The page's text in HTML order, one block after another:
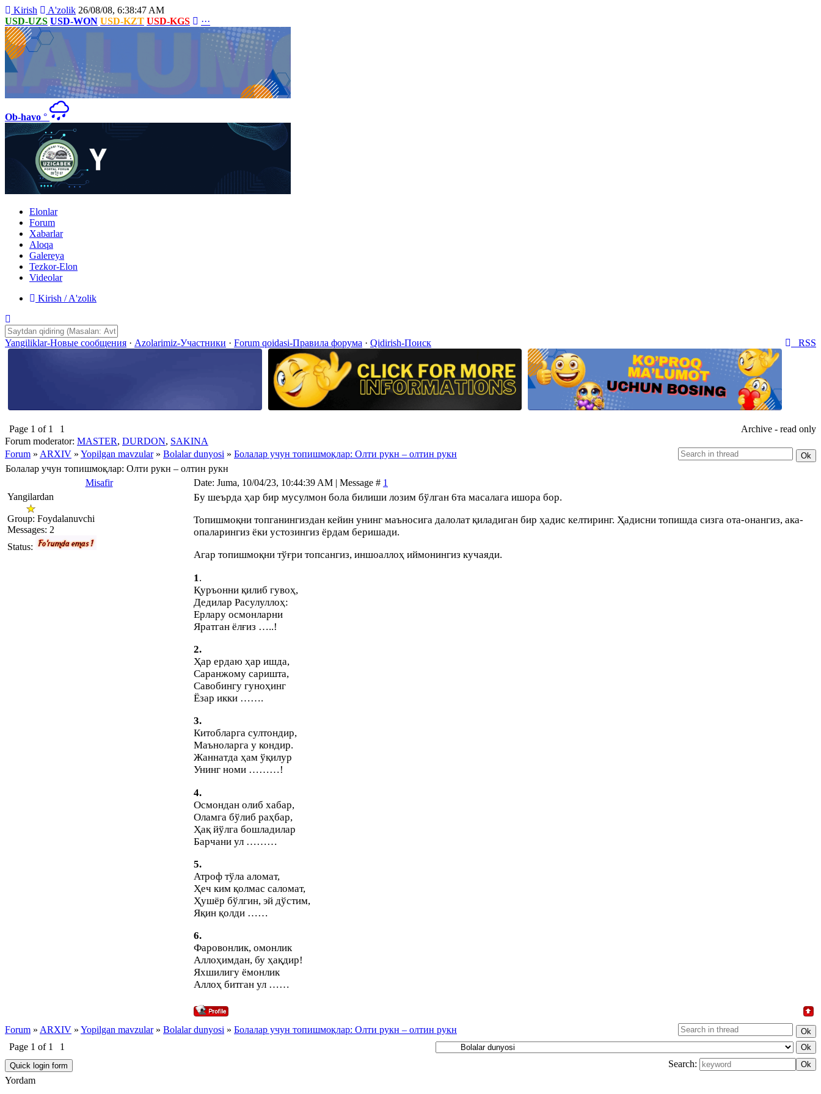
Kirish A'zolik 26/08/08, 6:38:47 AM
USD-UZS USD-WON USD-KZT USD-KGS ···
Ob-havo °
Elonlar
Forum
Xabarlar
Aloqa
Galereya
Tezkor-Elon
Videolar
Kirish / A'zolik
RSS
Yangiliklar-Новые сообщения · Azolarimiz-Участники · Forum qoidasi-Правила форума · Qidirish-Поиск
Page 1 of 1 1
Archive - read only
Forum moderator: MASTER, DURDON, SAKINA
Forum » ARXIV » Yopilgan mavzular » Bolalar dunyosi » Болалар учун топишмоқлар: Олти рукн – олтин рукн
Болалар учун топишмоқлар: Олти рукн – олтин рукн
Misafir
Date: Juma, 10/04/23, 10:44:39 AM | Message # 1
Yangilardan
Group: Foydalanuvchi
Messages: 2
Status:
Бу шеърда ҳар бир мусулмон бола билиши лозим бўлган 6та масалага ишора бор.
Топишмоқни топганингиздан кейин унинг маъносига далолат қиладиган бир ҳадис келтиринг. Ҳадисни топишда сизга ота-онангиз, ака-
опаларингиз ёки устозингиз ёрдам беришади.
Агар топишмоқни тўғри топсангиз, иншоаллоҳ иймонингиз кучаяди.
1 .
Қуръонни қилиб гувоҳ,
Дедилар Расулуллоҳ:
Ерлару осмонларни
Яратган ёлғиз …..!
2.
Ҳар ердаю ҳар ишда,
Саранжому саришта,
Савобингу гуноҳинг
Ёзар икки …….
3.
Китобларга султондир,
Маъноларга у кондир.
Жаннатда ҳам ўқилур
Унинг номи ………!
4.
Осмондан олиб хабар,
Оламга бўлиб раҳбар,
Ҳақ йўлга бошладилар
Барчани ул ………
5.
Атроф тўла аломат,
Ҳеч ким қолмас саломат,
Ҳушёр бўлгин, эй дўстим,
Яқин қолди ……
6.
Фаровонлик, омонлик
Аллоҳимдан, бу ҳақдир!
Яхшилигу ёмонлик
Аллоҳ битган ул ……
Forum » ARXIV » Yopilgan mavzular » Bolalar dunyosi » Болалар учун топишмоқлар: Олти рукн – олтин рукн
Page 1 of 1
1
Search:
Yordam